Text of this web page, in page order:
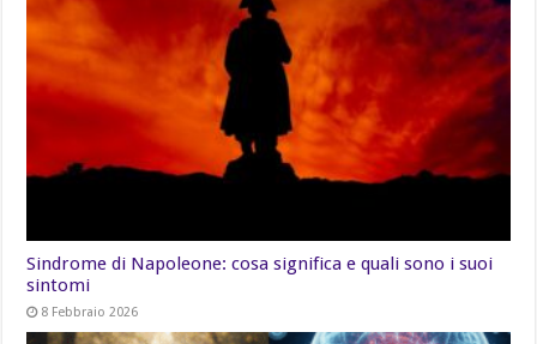
Sindrome di Napoleone: cosa significa e quali sono i suoi
sintomi
8 Febbraio 2026